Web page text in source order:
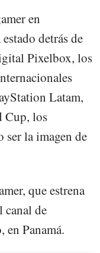
en
detrás de
Pixelbox, los
Latam,
Cup, los
la imagen de
que estrena
canal de
en Panamá.